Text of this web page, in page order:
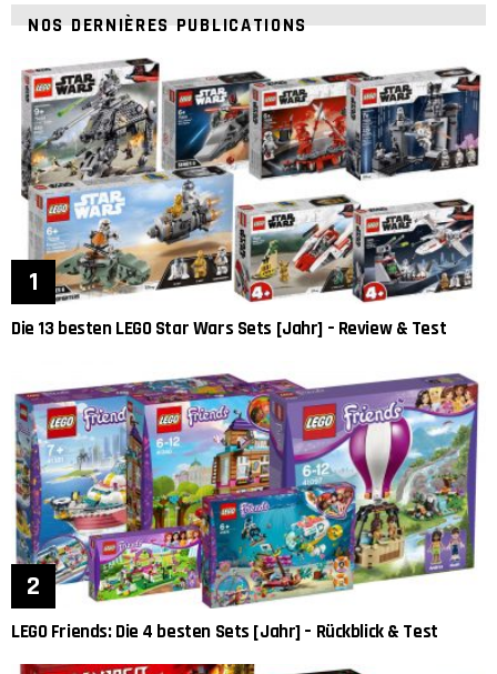
NOS DERNIÈRES PUBLICATIONS
Die 13 besten LEGO Star Wars Sets [Jahr] – Review & Test
LEGO Friends: Die 4 besten Sets [Jahr] – Rückblick & Test